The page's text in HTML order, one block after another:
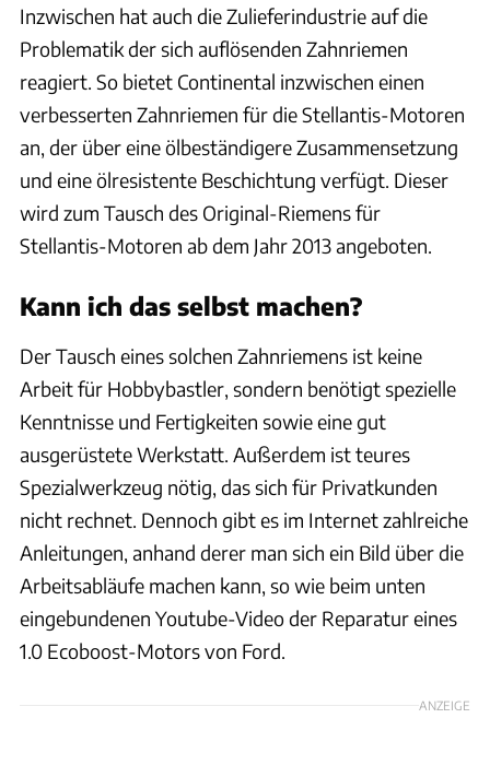
Inzwischen hat auch die Zulieferindustrie auf die
Problematik der sich auflösenden Zahnriemen
reagiert. So bietet Continental inzwischen einen
verbesserten Zahnriemen für die Stellantis-Motoren
an, der über eine ölbeständigere Zusammensetzung
und eine ölresistente Beschichtung verfügt. Dieser
wird zum Tausch des Original-Riemens für
Stellantis-Motoren ab dem Jahr 2013 angeboten.
Kann ich das selbst machen?
Der Tausch eines solchen Zahnriemens ist keine
Arbeit für Hobbybastler, sondern benötigt spezielle
Kenntnisse und Fertigkeiten sowie eine gut
ausgerüstete Werkstatt. Außerdem ist teures
Spezialwerkzeug nötig, das sich für Privatkunden
nicht rechnet. Dennoch gibt es im Internet zahlreiche
Anleitungen, anhand derer man sich ein Bild über die
Arbeitsabläufe machen kann, so wie beim unten
eingebundenen Youtube-Video der Reparatur eines
1.0 Ecoboost-Motors von Ford.
ANZEIGE